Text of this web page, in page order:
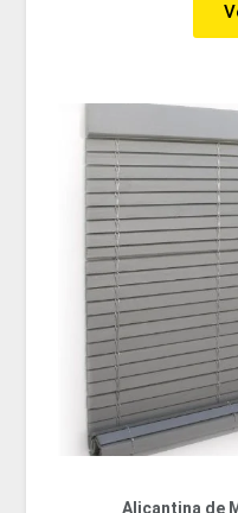
Alicantina de